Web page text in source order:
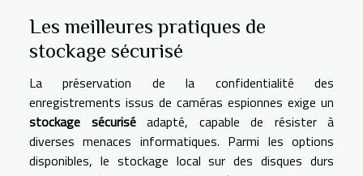
Les meilleures pratiques de
stockage sécurisé
La préservation de la confidentialité des
enregistrements issus de caméras espionnes exige un
stockage sécuriséadapté, capable de résister à
diverses menaces informatiques. Parmi les options
disponibles, le stockage local sur des disques durs